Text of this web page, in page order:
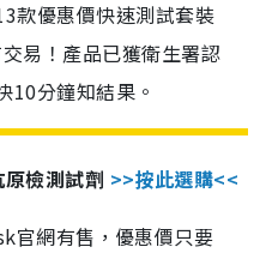
款優惠價快速測試套裝
易！產品已獲衛生署認
10分鐘知結果。
檢測試劑 >>按此選購<<
官網有售，優惠價只要